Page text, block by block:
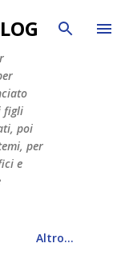
figli
poi
per
e
Altro…